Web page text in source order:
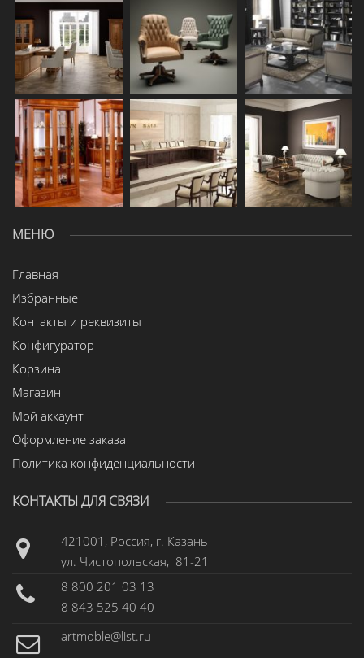
МЕНЮ
Главная
Избранные
Контакты и реквизиты
Конфигуратор
Корзина
Магазин
Мой аккаунт
Оформление заказа
Политика конфиденциальности
КОНТАКТЫ ДЛЯ СВЯЗИ
421001, Россия, г. Казань
ул. Чистопольская, 81-21
8 800 201 03 13
8 843 525 40 40
artmoble@list.ru